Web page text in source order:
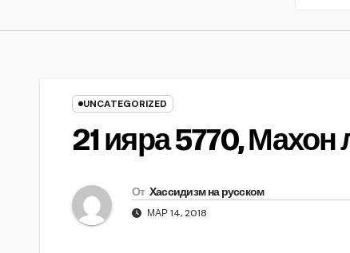
UNCATEGORIZED
21 ияра 5770,
От Хассидизм на русском
МАР 14, 2018